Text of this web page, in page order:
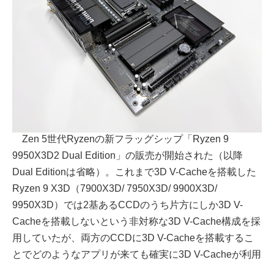
Zen 5世代Ryzenの新フラッグシップ「Ryzen 9
9950X3D2 Dual Edition」の販売が開始された（以降
Dual Editionは省略）。これまで3D V-Cacheを搭載した
Ryzen 9 X3D（7900X3D/ 7950X3D/ 9900X3D/
9950X3D）では2基あるCCDのうち片方にしか3D V-
Cacheを搭載しないという非対称な3D V-Cache構成を採
用していたが、両方のCCDに3D V-Cacheを搭載するこ
とでどのようなアプリが来ても確実に3D V-Cacheが利用